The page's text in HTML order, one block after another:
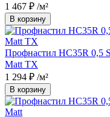
1 467 ₽ /м²
В корзину
Профнастил НС35R 0,5
Matt TX
1 294 ₽ /м²
В корзину